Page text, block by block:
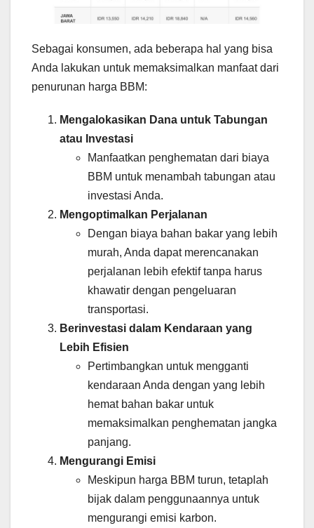
Sebagai konsumen, ada beberapa hal yang bisa
Anda lakukan untuk memaksimalkan manfaat dari
penurunan harga BBM:
Mengalokasikan Dana untuk Tabungan
atau Investasi
Manfaatkan penghematan dari biaya
BBM untuk menambah tabungan atau
investasi Anda.
Mengoptimalkan Perjalanan
Dengan biaya bahan bakar yang lebih
murah, Anda dapat merencanakan
perjalanan lebih efektif tanpa harus
khawatir dengan pengeluaran
transportasi.
Berinvestasi dalam Kendaraan yang
Lebih Efisien
Pertimbangkan untuk mengganti
kendaraan Anda dengan yang lebih
hemat bahan bakar untuk
memaksimalkan penghematan jangka
panjang.
Mengurangi Emisi
Meskipun harga BBM turun, tetaplah
bijak dalam penggunaannya untuk
mengurangi emisi karbon.